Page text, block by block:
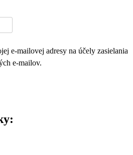
e-mailovej adresy na účely zasielania
e-mailov.